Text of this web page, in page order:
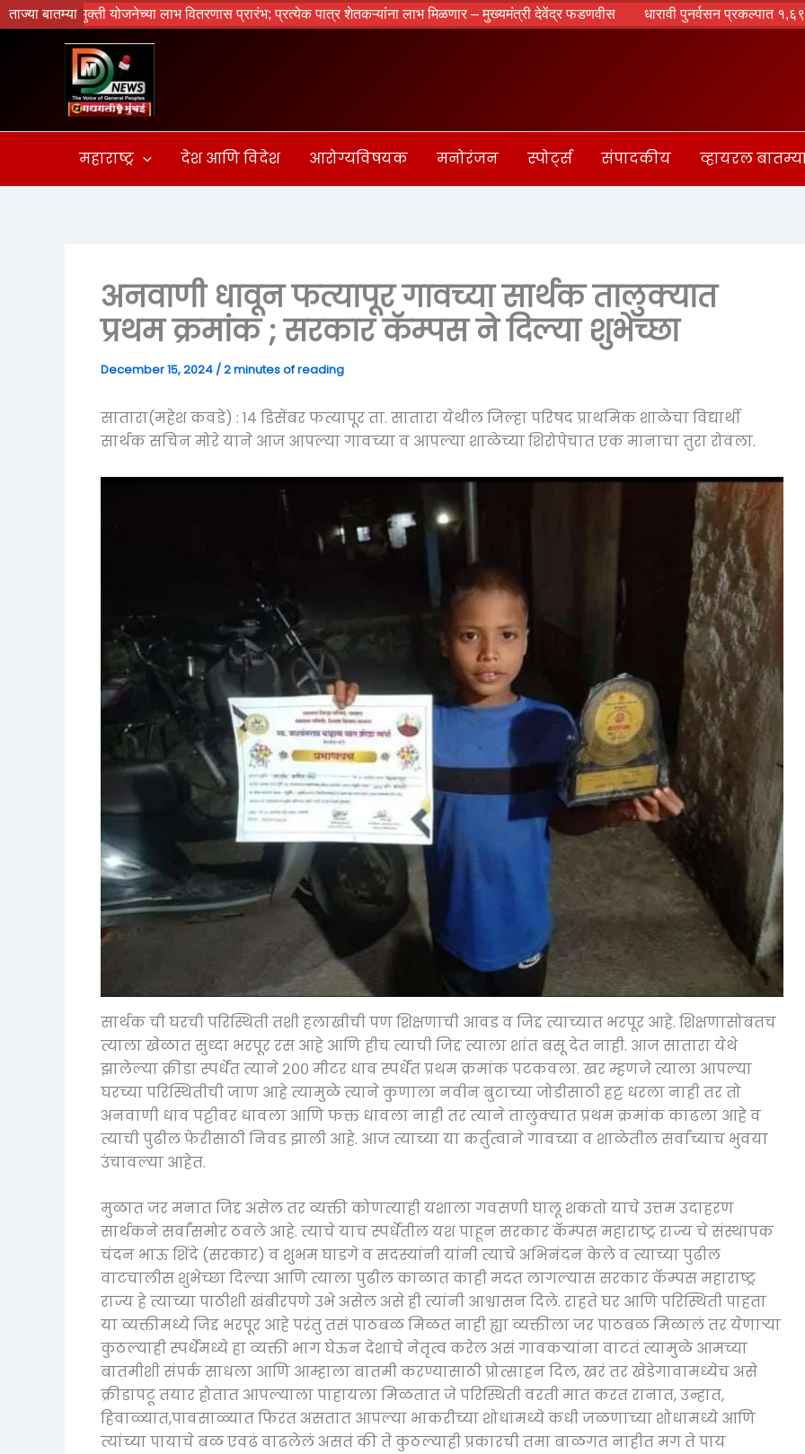
ताज्या बातम्यायोजनेच्या लाभ वितरणास प्रारंभ; प्रत्येक पात्र शेतकऱ्यांना लाभ मिळणार – मुख्यमंत्री देवेंद्र फडणवीस धारावी पुनर्वसन प्रकल्पात १,६९३ झाडांवर
Skip
to
महाराष्ट्र देश आणि विदेश आरोग्यविषयक मनोरंजन स्पोर्ट्स संपादकीय व्हायरल
अनवाणी धावून फत्यापूर गावच्या सार्थक तालुक्यात
प्रथम क्रमांक ; सरकार कॅम्पस ने दिल्या शुभेच्छा
December 15, 2024 /2 minutes of reading
सातारा(महेश कवडे) : १४ डिसेंबर फत्यापूर ता. सातारा येथील जिल्हा परिषद प्राथमिक शाळेचा विद्यार्थी
सार्थक सचिन मोरे याने आज आपल्या गावच्या व आपल्या शाळेच्या शिरोपेचात एक मानाचा तुरा रोवला.
सार्थक ची घरची परिस्थिती तशी हलाखीची पण शिक्षणाची आवड व जिद्द त्याच्यात भरपूर आहे. शिक्षणासोबतच
त्याला खेळात सुध्दा भरपूर रस आहे आणि हीच त्याची जिद्द त्याला शांत बसू देत नाही. आज सातारा येथे
झालेल्या क्रीडा स्पर्धेत त्याने २०० मीटर धाव स्पर्धेत प्रथम क्रमांक पटकवला. खर म्हणजे त्याला आपल्या
घरच्या परिस्थितीची जाण आहे त्यामुळे त्याने कुणाला नवीन बुटाच्या जोडीसाठी हट्ट धरला नाही तर तो
अनवाणी धाव पट्टीवर धावला आणि फक्त धावला नाही तर त्याने तालुक्यात प्रथम क्रमांक काढला आहे व
त्याची पुढील फेरीसाठी निवड झाली आहे. आज त्याच्या या कर्तुत्वाने गावच्या व शाळेतील सर्वांच्याच भुवया
उंचावल्या आहेत.
मुळात जर मनात जिद्द असेल तर व्यक्ती कोणत्याही यशाला गवसणी घालू शकतो याचे उत्तम उदाहरण
सार्थकने सर्वांसमोर ठवले आहे. त्याचे याच स्पर्धेतील यश पाहून सरकार कॅम्पस महाराष्ट्र राज्य चे संस्थापक
चंदन भाऊ शिंदे (सरकार) व शुभम घाडगे व सदस्यांनी यांनी त्याचे अभिनंदन केले व त्याच्या पुढील
वाटचालीस शुभेच्छा दिल्या आणि त्याला पुढील काळात काही मदत लागल्यास सरकार कॅम्पस महाराष्ट्र
राज्य हे त्याच्या पाठीशी खंबीरपणे उभे असेल असे ही त्यांनी आश्वासन दिले. राहते घर आणि परिस्थिती पाहता
या व्यक्तीमध्ये जिद्द भरपूर आहे परंतु तसं पाठबळ मिळत नाही ह्या व्यक्तीला जर पाठबळ मिळालं तर येणाऱ्या
कुठल्याही स्पर्धेमध्ये हा व्यक्ती भाग घेऊन देशाचे नेतृत्व करेल असं गावकऱ्यांना वाटतं त्यामुळे आमच्या
बातमीशी संपर्क साधला आणि आम्हाला बातमी करण्यासाठी प्रोत्साहन दिल, खरं तर खेडेगावामध्येच असे
क्रीडापटू तयार होतात आपल्याला पाहायला मिळतात जे परिस्थिती वरती मात करत रानात, उन्हात,
हिवाळ्यात,पावसाळ्यात फिरत असतात आपल्या भाकरीच्या शोधामध्ये कधी जळणाच्या शोधामध्ये आणि
त्यांच्या पायाचे बळ एवढं वाढलेलं असतं की ते कुठल्याही प्रकारची तमा बाळगत नाहीत मग ते पाय